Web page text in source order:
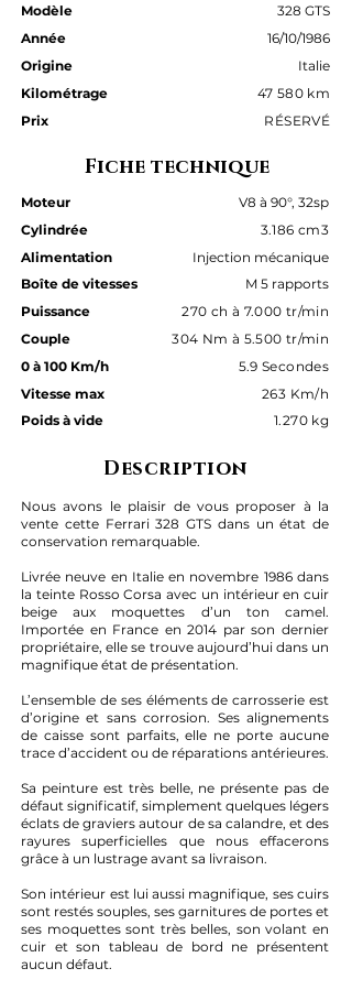
Modèle
Année
Origine
Kilométrage
Prix
328 GTS
16/10/1986
Italie
47 580 km
RÉSERVÉ
Fiche technique
Moteur
V8 à 90°, 32sp
Cylindrée
3.186 cm3
Alimentation
Injection mécanique
Boîte de vitesses
M 5 rapports
Puissance
270 ch à 7.000 tr/min
Couple
304 Nm à 5.500 tr/min
0 à 100 Km/h
Vitesse max
Poids à vide
5.9 Secondes
263 Km/h
1.270 kg
Description
Nous avons le plaisir de vous proposer à la
vente cette Ferrari 328 GTS dans un état de
conservation remarquable.
Livrée neuve en Italie en novembre 1986 dans
la teinte Rosso Corsa avec un intérieur en cuir
beige aux moquettes d’un ton camel.
Importée en France en 2014 par son dernier
propriétaire, elle se trouve aujourd’hui dans un
magnifique état de présentation.
L’ensemble de ses éléments de carrosserie est
d’origine et sans corrosion. Ses alignements
de caisse sont parfaits, elle ne porte aucune
trace d’accident ou de réparations antérieures.
Sa peinture est très belle, ne présente pas de
défaut significatif, simplement quelques légers
éclats de graviers autour de sa calandre, et des
rayures superficielles que nous effacerons
grâce à un lustrage avant sa livraison.
Son intérieur est lui aussi magnifique, ses cuirs
sont restés souples, ses garnitures de portes et
ses moquettes sont très belles, son volant en
cuir et son tableau de bord ne présentent
aucun défaut.